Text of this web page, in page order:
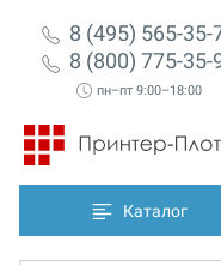
8 (495) 565-35-
8 (800) 775-35-
пн–пт 9:00–18:00
Каталог